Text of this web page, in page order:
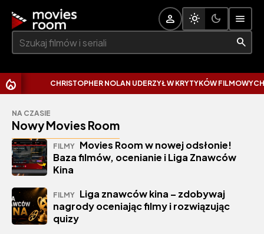
Szukaj:
CHRISTOPHER NOLAN UDERZYŁ W KRYTYKÓW FILMOWYCH.
NA CZASIE
Nowy Movies Room
FILMY Movies Room w nowej odsłonie!
Baza filmów, ocenianie i Liga Znawców
Kina
FILMY Liga znawców kina – zdobywaj
nagrody oceniając filmy i rozwiązując
quizy